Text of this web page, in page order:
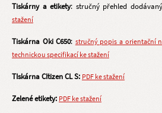
Tiskárny a etikety: stručný přehled
stažení
Tiskárna Oki C650: stručný popis a orientační
technickou specifikací ke stažení
TIskárna CItizen CL S: PDF ke stažení
Zelené etikety: PDF ke stažení